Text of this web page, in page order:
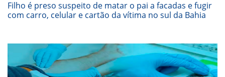
Filho é preso suspeito de matar o pai a facadas e fugir
com carro, celular e cartão da vítima no sul da Bahia